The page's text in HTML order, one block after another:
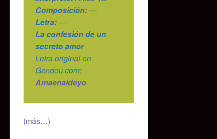
Composición:—
Letra:—
La confesión de un
secreto amor
Letra original en
Gendou.com:
Amaenaideyo
(más…)